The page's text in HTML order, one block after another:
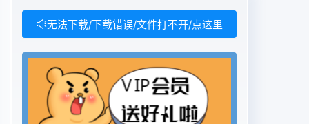
无法下载/下载错误/文件打不开/点这里